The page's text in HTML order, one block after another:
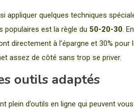
appliquer quelques techniques
populaires est la règle du 50-20-30.
directement à l’épargne et 30%
assez de côté sans trop se priver.
outils adaptés
plein d’outils en ligne qui peuvent